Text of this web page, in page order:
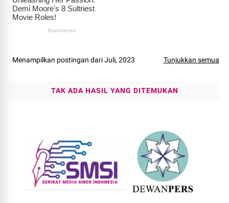
Menampilkan postingan dari Juli, 2023 Tunjukkan semua
TAK ADA HASIL YANG DITEMUKAN